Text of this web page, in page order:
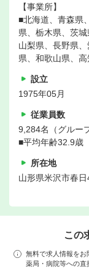
【事業所】
■北海道、青森県
県、栃木県、茨
山梨県、長野県
県、和歌山県、
設立
1975年05月
従業員数
9,284名（グルー
■平均年齢32.9歳
所在地
山形県米沢市春
この
無料で求人情報をお
薬局・病院等への直